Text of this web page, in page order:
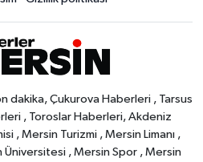
dakika, Çukurova Haberleri , Tarsus
, Toroslar Haberleri, Akdeniz
, Mersin Turizmi , Mersin Limanı ,
, Mersin Spor , Mersin